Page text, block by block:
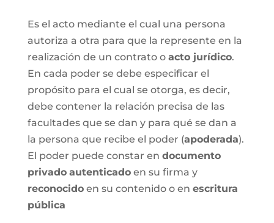
Es el acto mediante el cual una persona
autoriza a otra para que la represente en la
realización de un contrato o acto jurídico.
En cada poder se debe especificar el
propósito para el cual se otorga, es decir,
debe contener la relación precisa de las
facultades que se dan y para qué se dan a
la persona que recibe el poder (apoderada).
El poder puede constar en documento
privado autenticadoen su firma y
reconocidoen su contenido o en escritura
pública